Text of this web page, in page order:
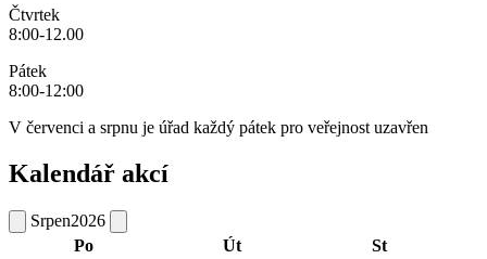
Čtvrtek
8:00-12.00
Pátek
8:00-12:00
V červenci a srpnu je úřad každý pátek pro veřejnost uzavřen
Kalendář akcí
Srpen2026
Po
Út
St